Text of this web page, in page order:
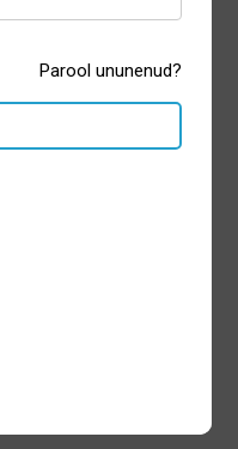
Parool ununenud?